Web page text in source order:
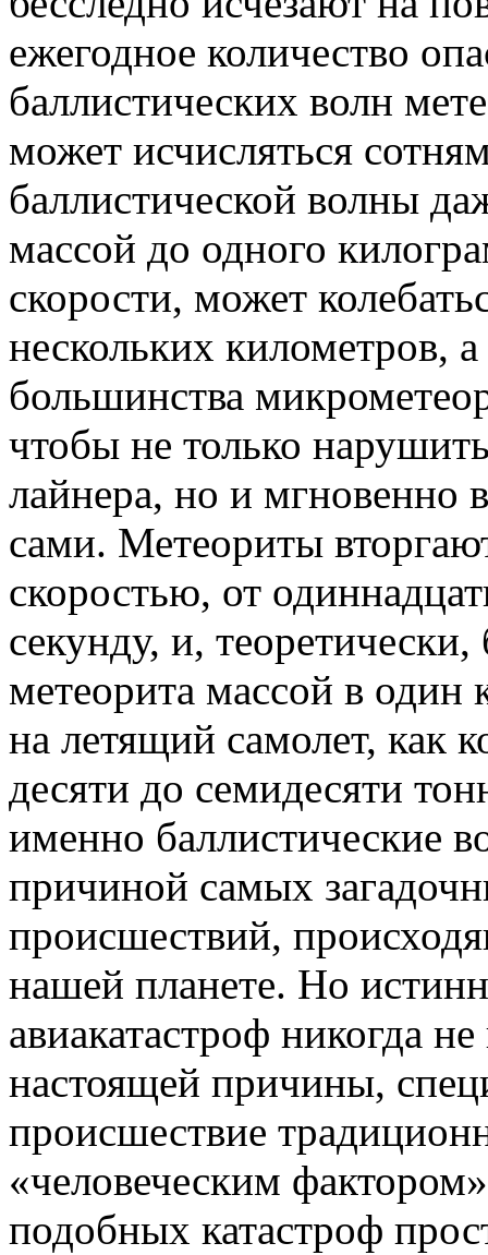
ежегодное количество
баллистических волн
может исчисляться
баллистической волны
массой до одного
скорости, может
нескольких километров,
большинства
чтобы не только
лайнера, но и мгновенно
сами. Метеориты
скоростью, от
секунду, и,
метеорита массой в
на летящий самолет, как
десяти до семидесяти
именно баллистические
причиной самых
происшествий,
нашей планете. Но
авиакатастроф никогда
настоящей причины,
происшествие
«человеческим
подобных катастроф